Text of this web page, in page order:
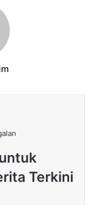
Terkini